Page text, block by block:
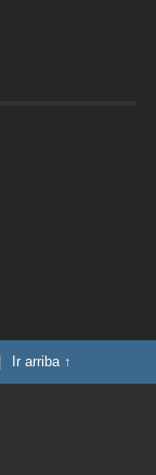
Ir arriba ↑